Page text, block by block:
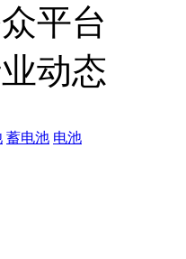
平台
动态
蓄电池 电池